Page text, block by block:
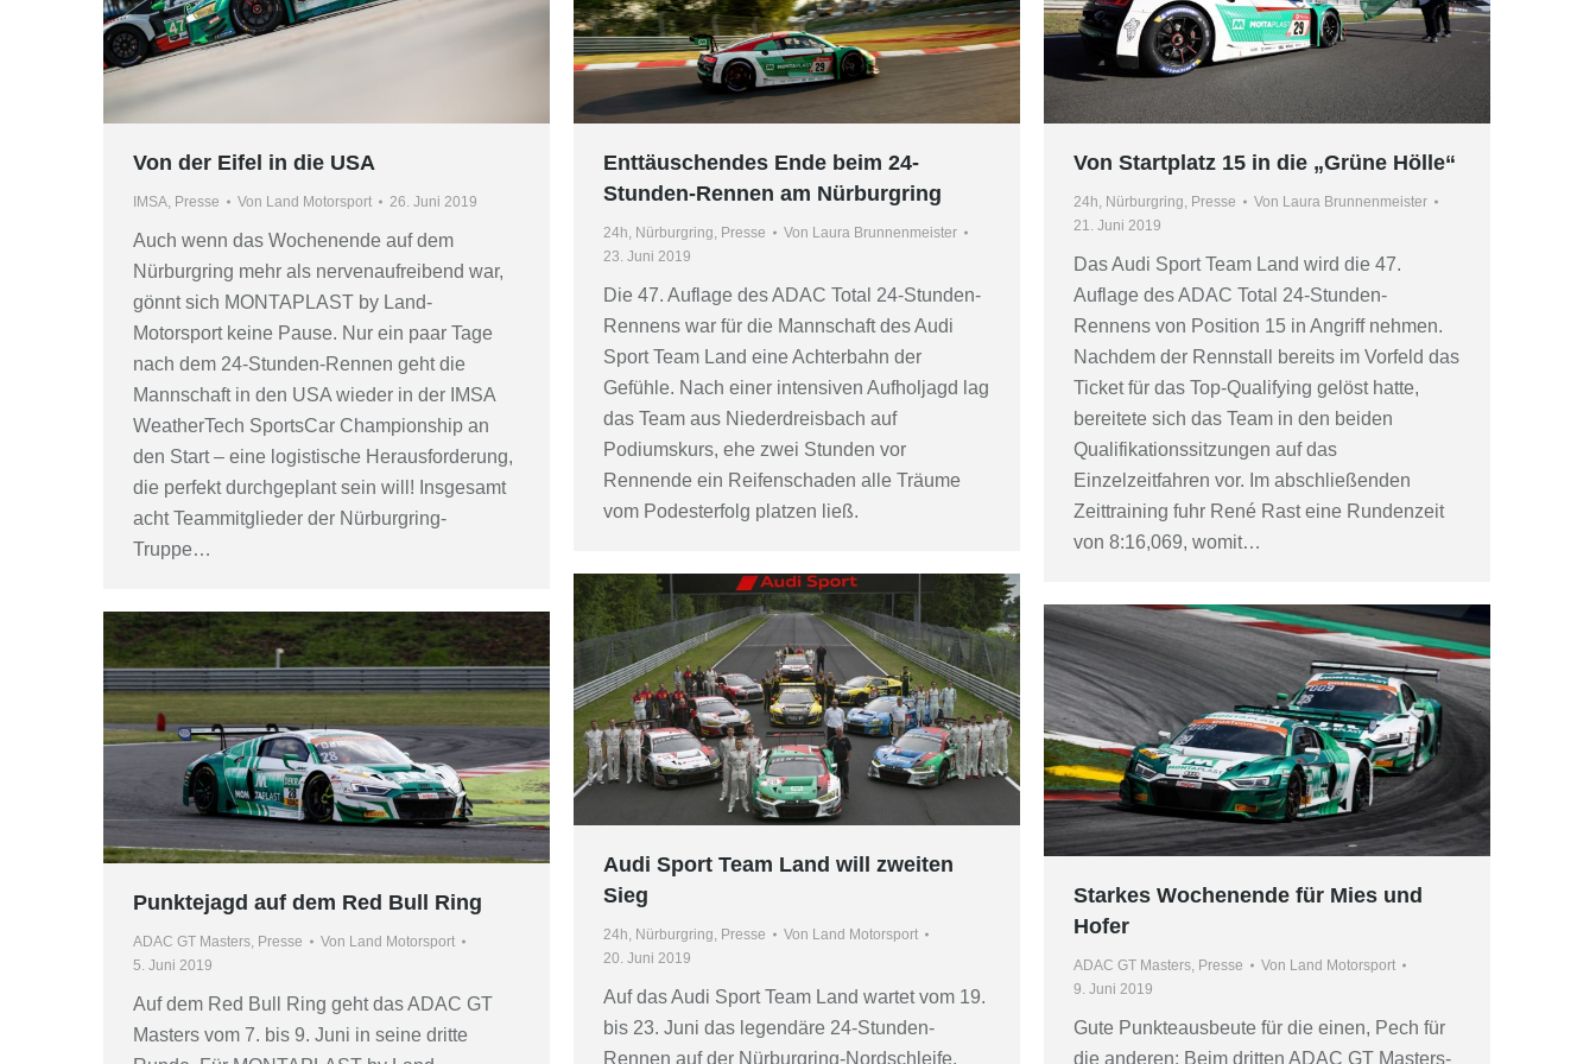
Von der Eifel in die USA
IMSA Presse Von Land Motorsport 26. Juni 2019
Auch wenn das Wochenende auf dem
Nürburgring mehr als nervenaufreibend war,
gönnt sich MONTAPLAST by Land-
Motorsport keine Pause. Nur ein paar Tage
nach dem 24-Stunden-Rennen geht die
Mannschaft in den USA wieder in der IMSA
WeatherTech SportsCar Championship an
den Start – eine logistische Herausforderung,
die perfekt durchgeplant sein will! Insgesamt
acht Teammitglieder der Nürburgring-
Truppe…
Enttäuschendes Ende beim 24-
Stunden-Rennen am Nürburgring
24h Nürburgring Presse Von Laura Brunnenmeister
23. Juni 2019
Die 47. Auflage des ADAC Total 24-Stunden-
Rennens war für die Mannschaft des Audi
Sport Team Land eine Achterbahn der
Gefühle. Nach einer intensiven Aufholjagd lag
das Team aus Niederdreisbach auf
Podiumskurs, ehe zwei Stunden vor
Rennende ein Reifenschaden alle Träume
vom Podesterfolg platzen ließ.
Von Startplatz 15 in die „Grüne Hölle“
24h Nürburgring Presse Von Laura Brunnenmeister
21. Juni 2019
Das Audi Sport Team Land wird die 47.
Auflage des ADAC Total 24-Stunden-
Rennens von Position 15 in Angriff nehmen.
Nachdem der Rennstall bereits im Vorfeld das
Ticket für das Top-Qualifying gelöst hatte,
bereitete sich das Team in den beiden
Qualifikationssitzungen auf das
Einzelzeitfahren vor. Im abschließenden
Zeittraining fuhr René Rast eine Rundenzeit
von 8:16,069, womit…
Audi Sport Team Land will zweiten
Sieg
24h Nürburgring Presse Von Land Motorsport
20. Juni 2019
Auf das Audi Sport Team Land wartet vom 19.
bis 23. Juni das legendäre 24-Stunden-
Rennen auf der Nürburgring-Nordschleife.
Starkes Wochenende für Mies und
Hofer
ADAC GT Masters, Presse Von Land Motorsport
9. Juni 2019
Gute Punkteausbeute für die einen, Pech für
die anderen: Beim dritten ADAC GT Masters-
Punktejagd auf dem Red Bull Ring
ADAC GT Masters Presse Von Land Motorsport
5. Juni 2019
Auf dem Red Bull Ring geht das ADAC GT
Masters vom 7. bis 9. Juni in seine dritte